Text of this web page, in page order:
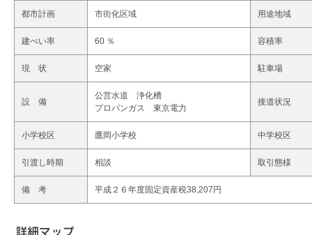
都市計画 市街化区域 用途地域
建ぺい率 60 ％ 容積率
現 状 空家 駐車場
設 備
公営水道 浄化槽
プロパンガス 東京電力
接道状況
小学校区 鷹岡小学校 中学校区
引渡し時期 相談 取引態様
備 考 平成２６年度固定資産税38,207円